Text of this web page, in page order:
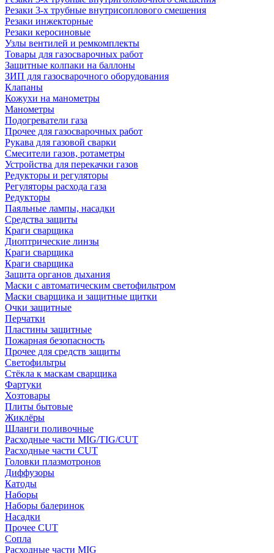
Резаки 3-х трубные внутрисоплового смешения
Резаки инжекторные
Резаки керосиновые
Узлы вентилей и ремкомплекты
Товары для газосварочных работ
Защитные колпаки на баллоны
ЗИП для газосварочного оборудования
Клапаны
Кожухи на манометры
Манометры
Подогреватели газа
Прочее для газосварочных работ
Рукава для газовой сварки
Смесители газов, ротаметры
Устройства для перекачки газов
Редукторы и регуляторы
Регуляторы расхода газа
Редукторы
Паяльные лампы, насадки
Средства защиты
Краги сварщика
Диоптрические линзы
Краги сварщика
Краги сварщика
Защита органов дыхания
Маски с автоматическим светофильтром
Маски сварщика и защитные щитки
Очки защитные
Перчатки
Пластины защитные
Пожарная безопасность
Прочее для средств защиты
Светофильтры
Стёкла к маскам сварщика
Фартуки
Хозтовары
Плиты бытовые
Жиклёры
Шланги поливочные
Расходные части MIG/TIG/CUT
Расходные части CUT
Головки плазмотронов
Диффузоры
Катоды
Наборы
Наборы балеринок
Насадки
Прочее CUT
Сопла
Расходные части MIG